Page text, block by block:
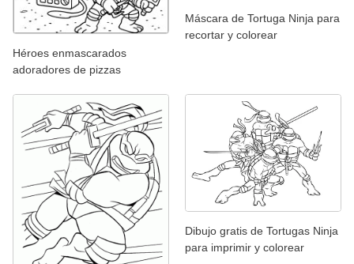
Héroes enmascarados
adoradores de pizzas
Máscara de Tortuga Ninja para
recortar y colorear
Dibujo gratis de Tortugas Ninja
para imprimir y colorear